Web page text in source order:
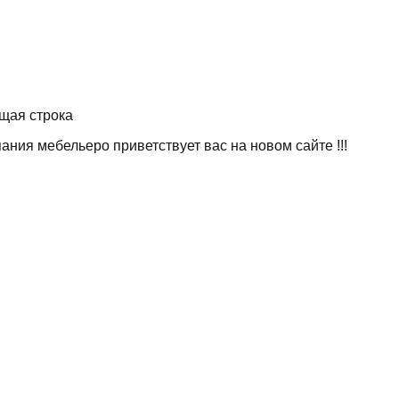
приветствует вас на новом сайте !!!